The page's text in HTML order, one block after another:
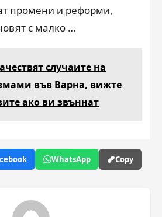
промени и реформи,
с малко …
случаите на
във Варна, вижте
ако ви звъннат
WhatsApp Copy